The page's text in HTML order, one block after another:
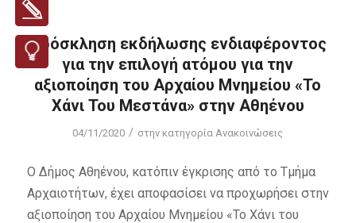
Πρόσκληση εκδήλωσης ενδιαφέροντος
για την επιλογή ατόμου για την
αξιοποίηση του Αρχαίου Μνημείου «Το
Χάνι Του Μεστάνα» στην Αθηένου
04/11/2020 / στην κατηγορίαΑνακοινώσεις
Ο Δήμος Αθηένου, κατόπιν έγκρισης από το Τμήμα
Αρχαιοτήτων, έχει αποφασίσει να προχωρήσει στην
αξιοποίηση του Αρχαίου Μνημείου «Το Χάνι του